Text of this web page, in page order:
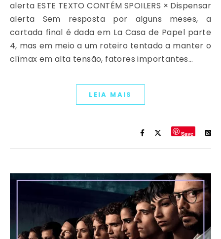
alerta ESTE TEXTO CONTÉM SPOILERS​ × Dispensar
alerta Sem resposta por alguns meses, a
cartada final é dada em La Casa de Papel parte
4, mas em meio a um roteiro tentado a manter o
clímax em alta tensão, fatores importantes…
LEIA MAIS
Save